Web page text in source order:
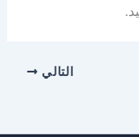
التالي